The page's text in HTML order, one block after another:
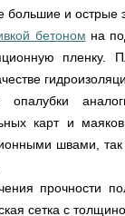
большие и острые
бетоном на
пленку.
опалубки
карт и
швами, так
прочности
сетка с